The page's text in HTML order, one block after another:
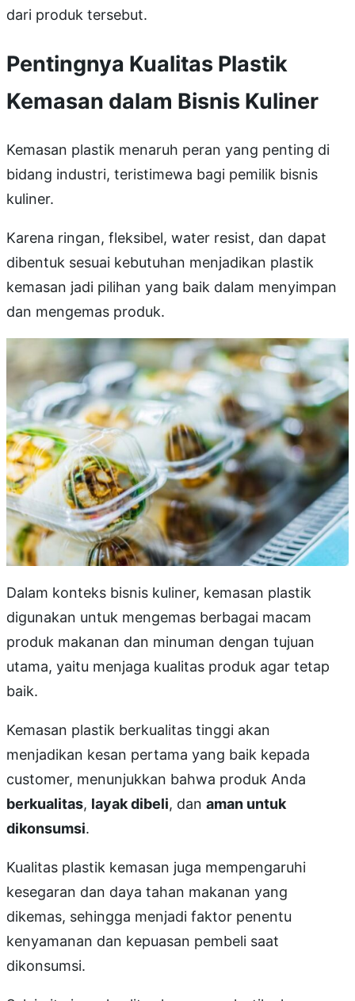
dari produk tersebut.
Pentingnya Kualitas Plastik
Kemasan dalam Bisnis Kuliner
Kemasan plastik menaruh peran yang penting di
bidang industri, teristimewa bagi pemilik bisnis
kuliner.
Karena ringan, fleksibel, water resist, dan dapat
dibentuk sesuai kebutuhan menjadikan plastik
kemasan jadi pilihan yang baik dalam menyimpan
dan mengemas produk.
Dalam konteks bisnis kuliner, kemasan plastik
digunakan untuk mengemas berbagai macam
produk makanan dan minuman dengan tujuan
utama, yaitu menjaga kualitas produk agar tetap
baik.
Kemasan plastik berkualitas tinggi akan
menjadikan kesan pertama yang baik kepada
customer, menunjukkan bahwa produk Anda
berkualitas, layak dibeli, dan aman untuk
dikonsumsi.
Kualitas plastik kemasan juga mempengaruhi
kesegaran dan daya tahan makanan yang
dikemas, sehingga menjadi faktor penentu
kenyamanan dan kepuasan pembeli saat
dikonsumsi.